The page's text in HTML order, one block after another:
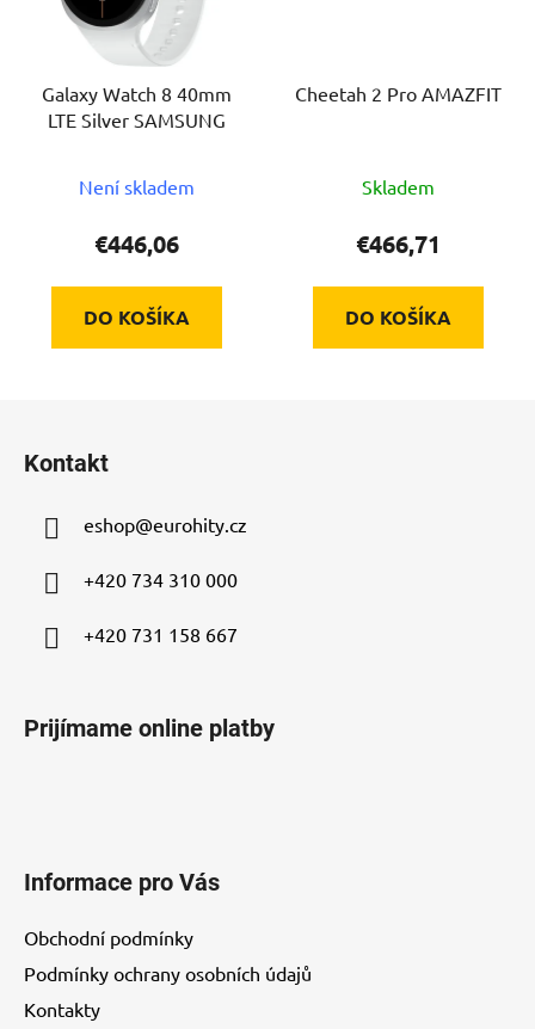
Galaxy Watch 8 40mm
LTE Silver SAMSUNG
Není skladem
€446,06
DO KOŠÍKA
Cheetah 2 Pro AMAZFIT
Skladem
€466,71
DO KOŠÍKA
Kontakt
eshop@eurohity.cz
+420 734 310 000
+420 731 158 667
Prijímame online platby
Informace pro Vás
Obchodní podmínky
Podmínky ochrany osobních údajů
Kontakty